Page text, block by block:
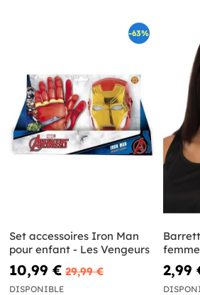
-63%
Set accessoires Iron Man
pour enfant - Les Vengeurs
10,99 € 29,99 €
DISPONIBLE
femme
2,99